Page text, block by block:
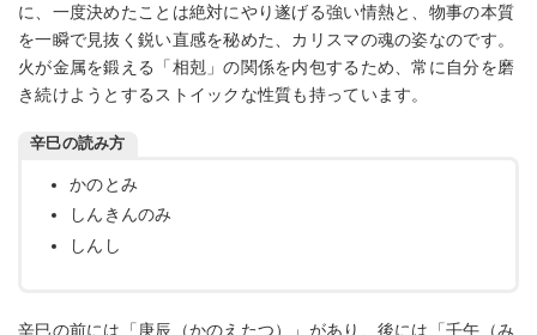
に、一度決めたことは絶対にやり遂げる強い情熱と、物事の本質
を一瞬で見抜く鋭い直感を秘めた、カリスマの魂の姿なのです。
火が金属を鍛える「相剋」の関係を内包するため、常に自分を磨
き続けようとするストイックな性質も持っています。
辛巳の読み方
かのとみ
しんきんのみ
しんし
辛巳の前には「庚辰（かのえたつ）」があり、後には「壬午（み